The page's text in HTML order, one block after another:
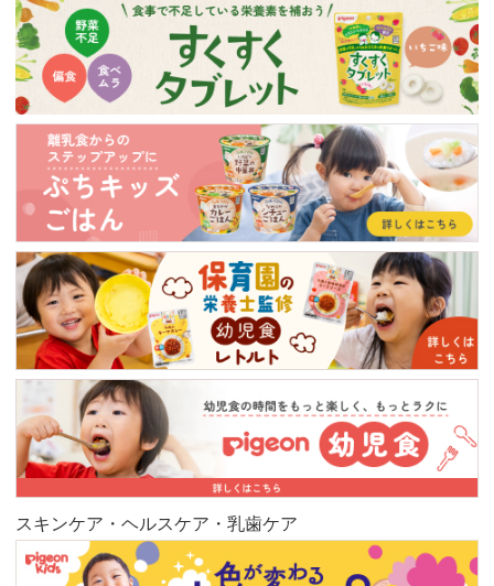
スキンケア・ヘルスケア・乳歯ケア